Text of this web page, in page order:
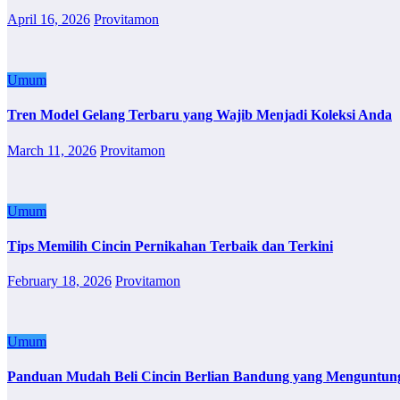
April 16, 2026 Provitamon
Umum
Tren Model Gelang Terbaru yang Wajib Menjadi Koleksi Anda
March 11, 2026 Provitamon
Umum
Tips Memilih Cincin Pernikahan Terbaik dan Terkini
February 18, 2026 Provitamon
Umum
Panduan Mudah Beli Cincin Berlian Bandung yang